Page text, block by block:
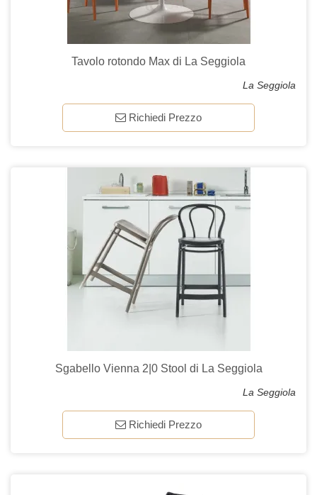
Tavolo rotondo Max di La Seggiola
La Seggiola
Richiedi Prezzo
Sgabello Vienna 2|0 Stool di La Seggiola
La Seggiola
Richiedi Prezzo